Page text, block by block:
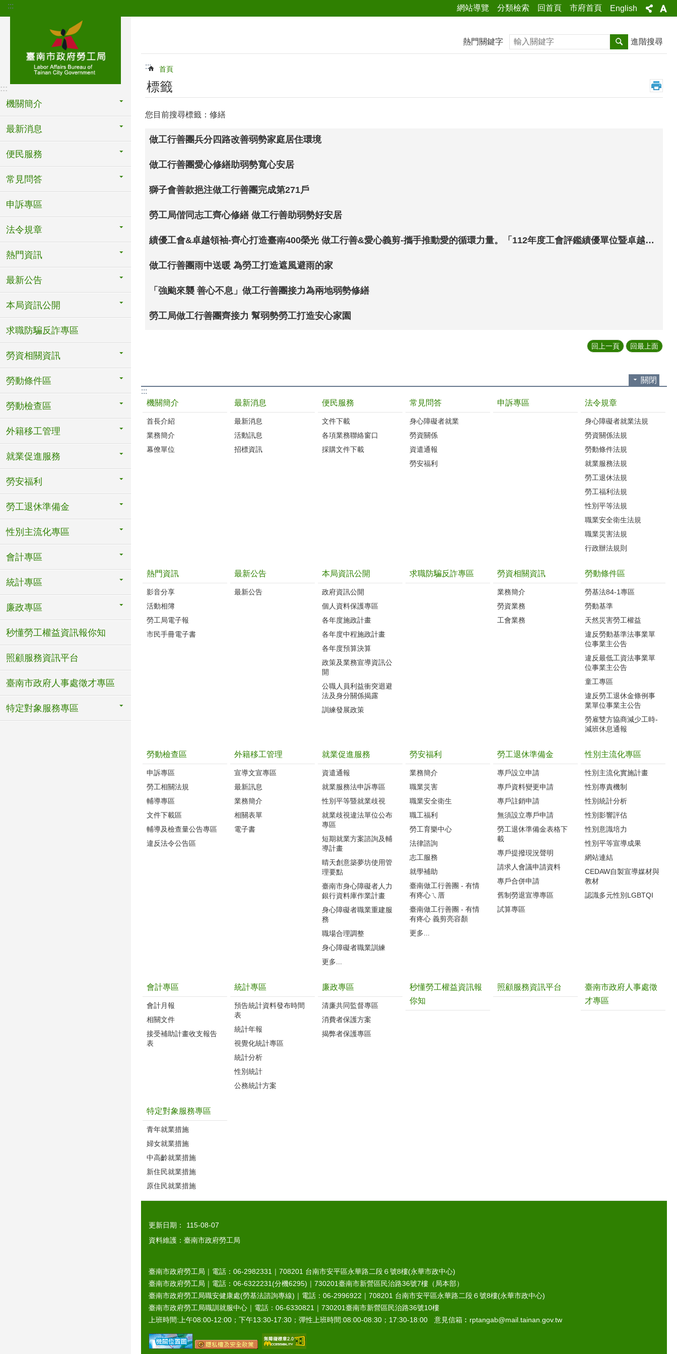
跳到主要內容區塊
::: 網站導覽 分類檢索 回首頁 市府首頁 English
:::
機關簡介
最新消息
便民服務
常見問答
申訴專區
法令規章
熱門資訊
最新公告
本局資訊公開
求職防騙反詐專區
勞資相關資訊
勞動條件區
勞動檢查區
外籍移工管理
就業促進服務
勞安福利
勞工退休準備金
性別主流化專區
會計專區
統計專區
廉政專區
秒懂勞工權益資訊報你知
照顧服務資訊平台
臺南市政府人事處徵才專區
特定對象服務專區
熱門關鍵字 搜尋 進階搜尋
::: 首頁
標籤
您目前搜尋標籤：修繕
做工行善團兵分四路改善弱勢家庭居住環境
做工行善團愛心修繕助弱勢寬心安居
獅子會善款挹注做工行善團完成第271戶
勞工局偕同志工齊心修繕 做工行善助弱勢好安居
績優工會&卓越領袖-齊心打造臺南400榮光 做工行善&愛心義剪-攜手推動愛的循環力量。「112年度工會評鑑績優單位暨卓越工會領袖、會務人員與修繕義剪志工與臺南直轄市總工會第4屆工會幹部授證」表揚大會
做工行善團雨中送暖 為勞工打造遮風避雨的家
「強颱來襲 善心不息」做工行善團接力為兩地弱勢修繕
勞工局做工行善團齊接力 幫弱勢勞工打造安心家園
回上一頁 回最上面
關閉
:::
機關簡介
首長介紹
業務簡介
幕僚單位
最新消息
最新消息
活動訊息
招標資訊
便民服務
文件下載
各項業務聯絡窗口
採購文件下載
常見問答
身心障礙者就業
勞資關係
資遣通報
勞安福利
申訴專區 法令規章
身心障礙者就業法規
勞資關係法規
勞動條件法規
就業服務法規
勞工退休法規
勞工福利法規
性別平等法規
職業安全衛生法規
職業災害法規
行政辦法規則
熱門資訊
影音分享
活動相簿
勞工局電子報
市民手冊電子書
最新公告
最新公告
本局資訊公開
政府資訊公開
個人資料保護專區
各年度施政計畫
各年度中程施政計畫
各年度預算決算
政策及業務宣導資訊公
開
公職人員利益衝突迴避
法及身分關係揭露
訓練發展政策
求職防騙反詐專區 勞資相關資訊
業務簡介
勞資業務
工會業務
勞動條件區
勞基法84-1專區
勞動基準
天然災害勞工權益
違反勞動基準法事業單
位事業主公告
違反最低工資法事業單
位事業主公告
童工專區
違反勞工退休金條例事
業單位事業主公告
勞雇雙方協商減少工時-
減班休息通報
勞動檢查區
申訴專區
勞工相關法規
輔導專區
文件下載區
輔導及檢查量公告專區
違反法令公告區
外籍移工管理
宣導文宣專區
最新訊息
業務簡介
相關表單
電子書
就業促進服務
資遣通報
就業服務法申訴專區
性別平等暨就業歧視
就業歧視違法單位公布
專區
短期就業方案諮詢及輔
導計畫
晴天創意築夢坊使用管
理要點
臺南市身心障礙者人力
銀行資料庫作業計畫
身心障礙者職業重建服
務
職場合理調整
身心障礙者職業訓練
更多...
勞安福利
業務簡介
職業災害
職業安全衛生
職工福利
勞工育樂中心
法律諮詢
志工服務
就學補助
臺南做工行善團 - 有情
有疼心ㄟ厝
臺南做工行善團 - 有情
有疼心 義剪亮容顏
更多...
勞工退休準備金
專戶設立申請
專戶資料變更申請
專戶註銷申請
無須設立專戶申請
勞工退休準備金表格下
載
專戶提撥現況聲明
請求人會議申請資料
專戶合併申請
舊制勞退宣導專區
試算專區
性別主流化專區
性別主流化實施計畫
性別專責機制
性別統計分析
性別影響評估
性別意識培力
性別平等宣導成果
網站連結
CEDAW自製宣導媒材與
教材
認識多元性別LGBTQI
會計專區
會計月報
相關文件
接受補助計畫收支報告
表
統計專區
預告統計資料發布時間
表
統計年報
視覺化統計專區
統計分析
性別統計
公務統計方案
廉政專區
清廉共同監督專區
消費者保護方案
揭弊者保護專區
秒懂勞工權益資訊報
你知
照顧服務資訊平台
臺南市政府人事處徵
才專區
特定對象服務專區
青年就業措施
婦女就業措施
中高齡就業措施
新住民就業措施
原住民就業措施
更新日期：
115-08-07
資料維護：臺南市政府勞工局
臺南市政府勞工局｜電話：06-2982331｜ 708201 台南市安平區永華路二段６號8樓(永華市政中心)
臺南市政府勞工局｜電話：06-6322231(分機6295)｜ 730201臺南市新營區民治路36號7樓（局本部）
臺南市政府勞工局職安健康處(勞基法諮詢專線)｜電話：06-2996922｜ 708201 台南市安平區永華路二段６號8樓(永華市政中心)
臺南市政府勞工局職訓就服中心｜電話：06-6330821｜ 730201臺南市新營區民治路36號10樓
上班時間:上午08:00-12:00；下午13:30-17:30；彈性上班時間:08:00-08:30；17:30-18:00 意見信箱︰rptangab@mail.tainan.gov.tw